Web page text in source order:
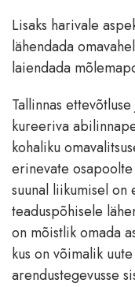
Lisaks harivale
lähendada
laiendada
Tallinnas
kureeriva
kohaliku
erinevate
suunal liikumisel on
teaduspõhisele
on mõistlik omada
kus on võimalik
arendustegevusse